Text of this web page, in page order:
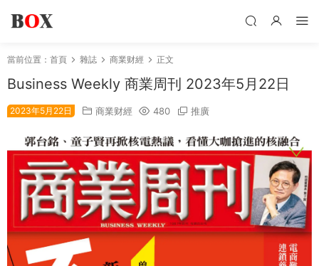
當前位置： 首頁 雜誌 商業财經 正文
Business Weekly 商業周刊 2023年5月22日
2023年5月22日 商業财經 480 推廣